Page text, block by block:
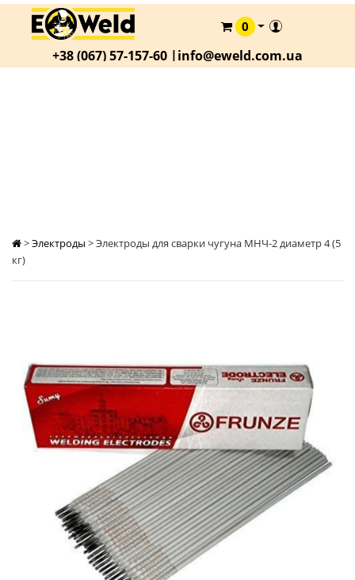
КАТАЛОГ
О
0
+38 (067) 57-157-60 |info@eweld.com.ua
>Электроды >Электроды для сварки чугуна МНЧ-2 диаметр 4 (5
кг)